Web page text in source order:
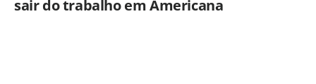
sair do trabalho em Americana